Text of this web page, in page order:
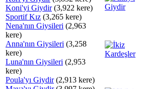
Koni'yi Giydir(3,922 kere)
Sportif Kız (3,265 kere)
Nena'nın Giysileri (2,963
kere)
Anna'nın Giysileri (3,258
kere)
Luna'nın Giysileri (2,953
kere)
Poula'yı Giydir(2,913 kere)